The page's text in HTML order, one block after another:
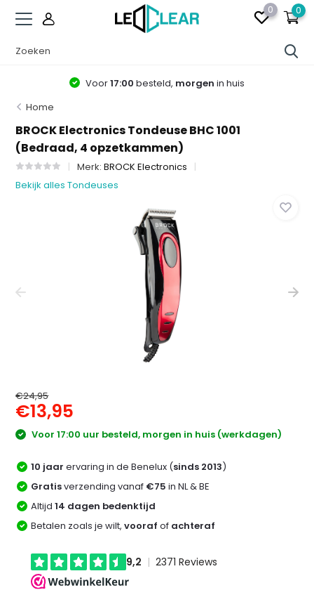
0 0
Voor17:00 besteld, morgen in huis
Home
BROCK Electronics Tondeuse BHC 1001
(Bedraad, 4 opzetkammen)
Merk:BROCK Electronics
Bekijk alles Tondeuses
€24,95
€13,95
Voor 17:00 uur besteld, morgen in huis (werkdagen)
10 jaar ervaring in de Benelux (sinds 2013)
Gratisverzending vanaf €75 in NL & BE
Altijd14 dagen bedenktijd
Betalen zoals je wilt,vooraf of achteraf